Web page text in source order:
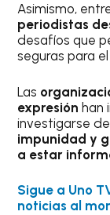
Asimismo,
periodistas
desafíos que
seguras para
Las
expresión han
investigarse
impunidad y
a estar
Sigue a Uno
noticias al